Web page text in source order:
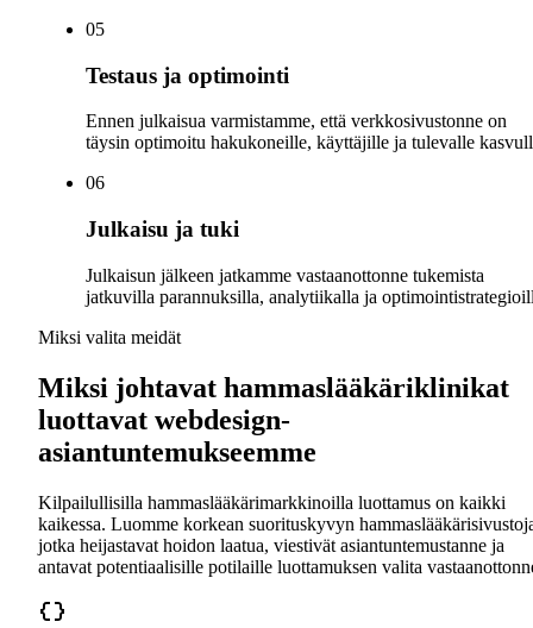
05
Testaus ja optimointi
Ennen julkaisua varmistamme, että verkkosivustonne on
täysin optimoitu hakukoneille, käyttäjille ja tulevalle
06
Julkaisu ja tuki
Julkaisun jälkeen jatkamme vastaanottonne tukemista
jatkuvilla parannuksilla, analytiikalla ja
Miksi valita meidät
Miksi johtavat hammaslääkäriklinikat
luottavat webdesign-
asiantuntemukseemme
Kilpailullisilla hammaslääkärimarkkinoilla luottamus on kaikki
kaikessa. Luomme korkean suorituskyvyn
jotka heijastavat hoidon laatua, viestivät asiantuntemustanne ja
antavat potentiaalisille potilaille luottamuksen valita